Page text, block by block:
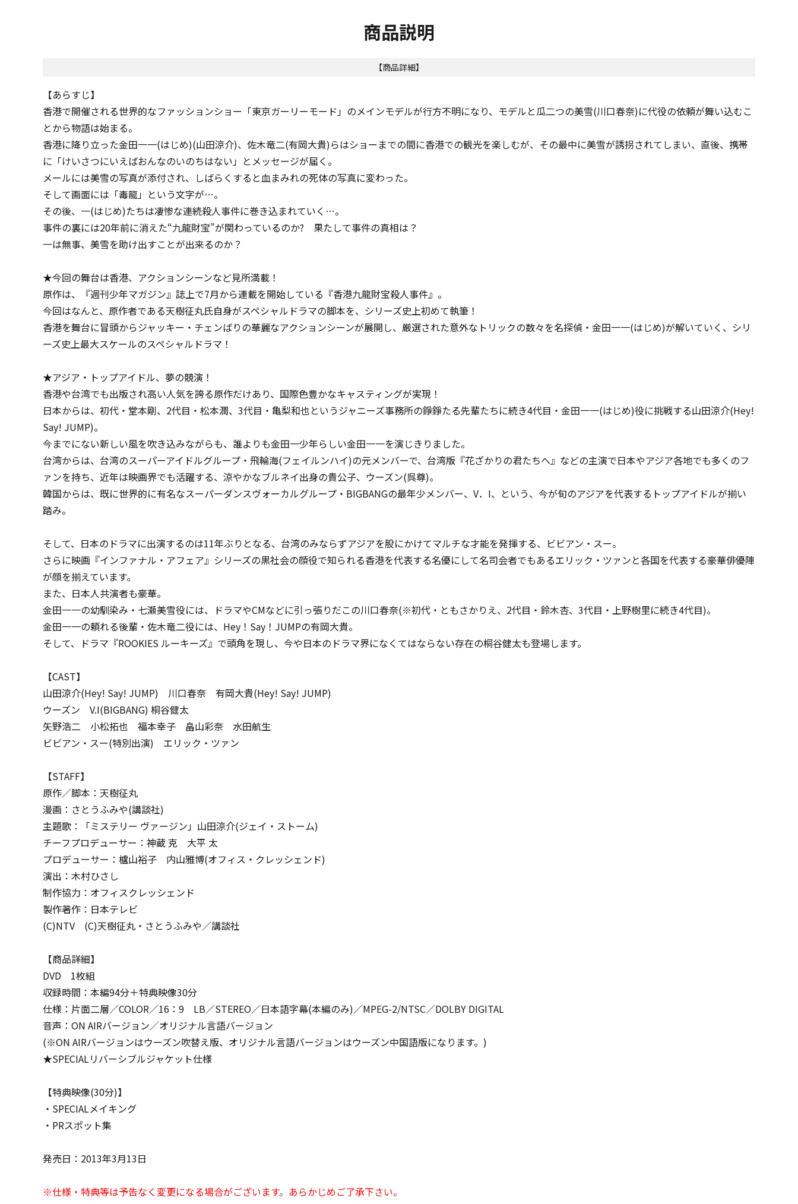
商品説明
【商品詳細】
【あらすじ】
香港で開催される世界的なファッションショー「東京ガーリーモード」のメインモデルが行方不明になり、モデルと瓜二つの美雪(川口春奈)に代役の依頼が舞い込むこ
とから物語は始まる。
香港に降り立った金田一一(はじめ)(山田涼介)、佐木竜二(有岡大貴)らはショーまでの間に香港での観光を楽しむが、その最中に美雪が誘拐されてしまい、直後、携帯
に「けいさつにいえばおんなのいのちはない」とメッセージが届く。
メールには美雪の写真が添付され、しばらくすると血まみれの死体の写真に変わった。
そして画面には「毒龍」という文字が…。
その後、一(はじめ)たちは凄惨な連続殺人事件に巻き込まれていく…。
事件の裏には20年前に消えた“九龍財宝”が関わっているのか? 果たして事件の真相は？
一は無事、美雪を助け出すことが出来るのか？
★今回の舞台は香港、アクションシーンなど見所満載！
原作は、『週刊少年マガジン』誌上で7月から連載を開始している『香港九龍財宝殺人事件』。
今回はなんと、原作者である天樹征丸氏自身がスペシャルドラマの脚本を、シリーズ史上初めて執筆！
香港を舞台に冒頭からジャッキー・チェンばりの華麗なアクションシーンが展開し、厳選された意外なトリックの数々を名探偵・金田一一(はじめ)が解いていく、シリ
ーズ史上最大スケールのスペシャルドラマ！
★アジア・トップアイドル、夢の競演！
香港や台湾でも出版され高い人気を誇る原作だけあり、国際色豊かなキャスティングが実現！
日本からは、初代・堂本剛、2代目・松本潤、3代目・亀梨和也というジャニーズ事務所の錚錚たる先輩たちに続き4代目・金田一一(はじめ)役に挑戦する山田涼介(Hey!
Say! JUMP)。
今までにない新しい風を吹き込みながらも、誰よりも金田一少年らしい金田一一を演じきりました。
台湾からは、台湾のスーパーアイドルグループ・飛輪海(フェイルンハイ)の元メンバーで、台湾版『花ざかりの君たちへ』などの主演で日本やアジア各地でも多くのフ
ァンを持ち、近年は映画界でも活躍する、涼やかなブルネイ出身の貴公子、ウーズン(呉尊)。
韓国からは、既に世界的に有名なスーパーダンスヴォーカルグループ・BIGBANGの最年少メンバー、V．I、という、今が旬のアジアを代表するトップアイドルが揃い
踏み。
そして、日本のドラマに出演するのは11年ぶりとなる、台湾のみならずアジアを股にかけてマルチな才能を発揮する、ビビアン・スー。
さらに映画『インファナル・アフェア』シリーズの黒社会の顔役で知られる香港を代表する名優にして名司会者でもあるエリック・ツァンと各国を代表する豪華俳優陣
が顔を揃えています。
また、日本人共演者も豪華。
金田一一の幼馴染み・七瀬美雪役には、ドラマやCMなどに引っ張りだこの川口春奈(※初代・ともさかりえ、2代目・鈴木杏、3代目・上野樹里に続き4代目)。
金田一一の頼れる後輩・佐木竜二役には、Hey！Say！JUMPの有岡大貴。
そして、ドラマ『ROOKIES ルーキーズ』で頭角を現し、今や日本のドラマ界になくてはならない存在の桐谷健太も登場します。
【CAST】
山田涼介(Hey! Say! JUMP) 川口春奈 有岡大貴(Hey! Say! JUMP)
ウーズン V.I(BIGBANG) 桐谷健太
矢野浩二 小松拓也 福本幸子 畠山彩奈 水田航生
ビビアン・スー(特別出演) エリック・ツァン
【STAFF】
原作／脚本：天樹征丸
漫画：さとうふみや(講談社)
主題歌：「ミステリー ヴァージン」山田涼介(ジェイ・ストーム)
チーフプロデューサー：神蔵 克 大平 太
プロデューサー：櫨山裕子 内山雅博(オフィス・クレッシェンド)
演出：木村ひさし
制作協力：オフィスクレッシェンド
製作著作：日本テレビ
(C)NTV (C)天樹征丸・さとうふみや／講談社
【商品詳細】
DVD 1枚組
収録時間：本編94分＋特典映像30分
仕様：片面二層／COLOR／16：9 LB／STEREO／日本語字幕(本編のみ)／MPEG-2/NTSC／DOLBY DIGITAL
音声：ON AIRバージョン／オリジナル言語バージョン
(※ON AIRバージョンはウーズン吹替え版、オリジナル言語バージョンはウーズン中国語版になります。)
★SPECIALリバーシブルジャケット仕様
【特典映像(30分)】
・SPECIALメイキング
・PRスポット集
発売日：2013年3月13日
※仕様・特典等は予告なく変更になる場合がございます。あらかじめご了承下さい。